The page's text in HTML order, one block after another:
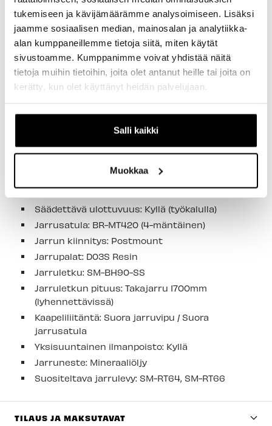
tukemiseen ja kävijämäärämme analysoimiseen. Lisäksi
jaamme sosiaalisen median, mainosalan ja analytiikka-
alan kumppaneillemme tietoja siitä, miten käytät
sivustoamme. Kumppanimme voivat yhdistää näitä
tietoja muihin tietoihin, joita olet antanut heille tai joita on
kerätty, kun olet käyttänyt heidän palvelujaan.
Salli kaikki
Muokkaa
TUOTETIEDOT
Käyttö: Maastopyörä (MTB)
Ryhmä: DEORE M4100
Malli: BL-M4100 / BR-MT420 (takajarru)
Jarrutyyppi: Hydraulinen Levyjarru
Kiinnike: Avattava
Kiinnitysjärjestelmä: I-Spec EV (Huom. I-Spec
Säädettävä ulottuvuus: Kyllä (työkalulla)
Jarrusatula: BR-MT420 (4-mäntäinen)
Jarrun kiinnitys: Postmount
Jarrupalat: D03S Resin
Jarruletku: SM-BH90-SS
Jarruletkun pituus: Takajarru 1700mm
(lyhennettävissä)
Kaapeliliitäntä: Suora jarruvipu / Suora
jarrusatula
Yksisuuntainen ilmanpoisto: Kyllä
Jarruneste: Mineraaliöljy
Suositeltava jarrulevy: SM-RT64, SM-RT66
TILAUS JA MAKSUTAVAT